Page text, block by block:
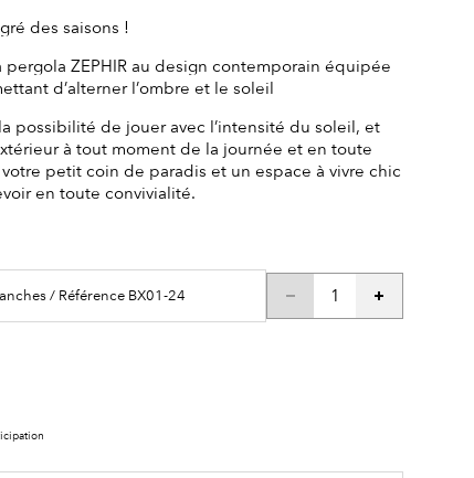
des saisons !
pergola ZEPHIR au design contemporain équipée
d’alterner l’ombre et le soleil
possibilité de jouer avec l’intensité du soleil, et
à tout moment de la journée et en toute
petit coin de paradis et un espace à vivre chic
en toute convivialité.
/ Référence BX01-24